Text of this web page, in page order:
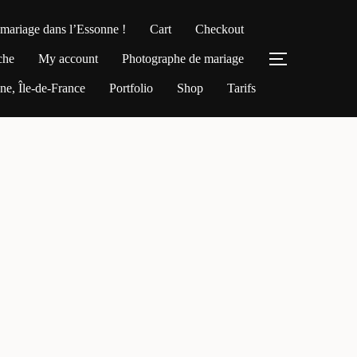
dans l’Essonne ! Cart Checkout
My account Photographe de mariage
Île-de-France Portfolio Shop Tarifs